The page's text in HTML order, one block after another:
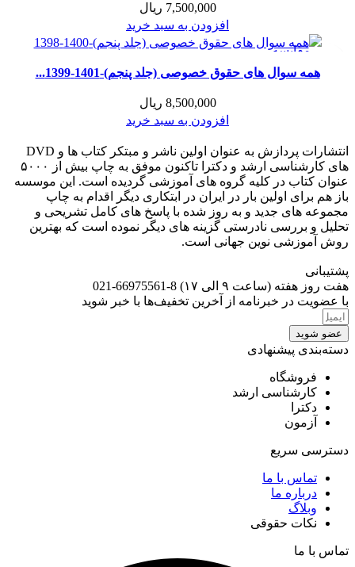
7,500,000 ریال
افزودن به سبد خرید
مقايسه
نمایش سریع
همه سوال های حقوق خصوصی (جلد پنجم)-1401-1399...
8,500,000 ریال
افزودن به سبد خرید
انتشارات پردازش به عنوان اولین ناشر و مبتکر کتاب ها و DVD
های کارشناسی ارشد و دکترا تاکنون موفق به چاپ بیش از ۵۰۰۰
عنوان کتاب در کلیه گروه های آموزشی گردیده است. این موسسه
باز هم برای اولین بار در ایران در ابتکاری دیگر اقدام به چاپ
مجموعه های جدید و به روز شده با پاسخ های کامل تشریحی و
تحلیل و بررسی نادرستی گزینه های دیگر نموده است که بهترین
روش آموزشی نوین جهانی است.
پشتیبانی
هفت روز هفته (ساعت ۹ الی ۱۷) 8-66975561-021
با عضویت در خبرنامه از آخرین تخفیف‌ها با خبر شوید
عضو شوید
دسته‌بندی پیشنهادی
فروشگاه
کارشناسی ارشد
دکترا
آزمون
دسترسی سریع
تماس با ما
درباره ما
وبلاگ
نکات حقوقی
تماس با ما